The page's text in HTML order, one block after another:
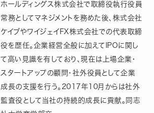
ホールディングス株式会社で取締役執行役員
常務としてマネジメントを務めた後、株式会社
ケイブやワイジェイFX株式会社での代表取締
役を歴任。企業経営全般に加えてIPOに関し
て高い見識を有しており、現在は上場企業・
スタートアップの顧問・社外役員として企業
成長の支援を行う。2017年10月からは社外
監査役として当社の持続的成長に貢献。同志